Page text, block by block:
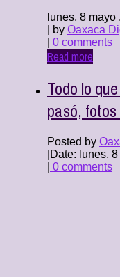
lunes, 8 mayo
| by Oaxaca
0 comments
Read more
Todo lo
pasó,
Posted by
Date: lunes,
0 comments